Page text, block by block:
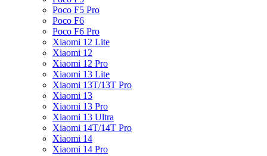
Poco F5 Pro
Poco F6
Poco F6 Pro
Xiaomi 12 Lite
Xiaomi 12
Xiaomi 12 Pro
Xiaomi 13 Lite
Xiaomi 13T/13T Pro
Xiaomi 13
Xiaomi 13 Pro
Xiaomi 13 Ultra
Xiaomi 14T/14T Pro
Xiaomi 14
Xiaomi 14 Pro